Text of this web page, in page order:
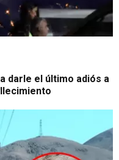
darle el último adiós a